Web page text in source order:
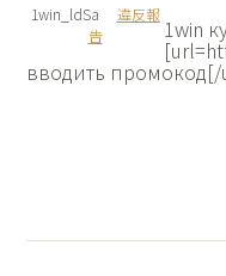
1win_ldSa
違反報
告
1win
вводить